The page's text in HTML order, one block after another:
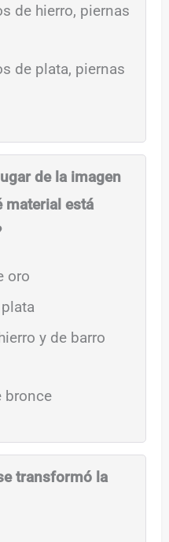
de hierro, piernas
de plata, piernas
de la imagen
material está
oro
y de barro
bronce
transformó la